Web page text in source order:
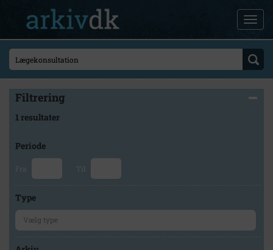
Filtrering
1 resultater
Periode
Fra Til
Type